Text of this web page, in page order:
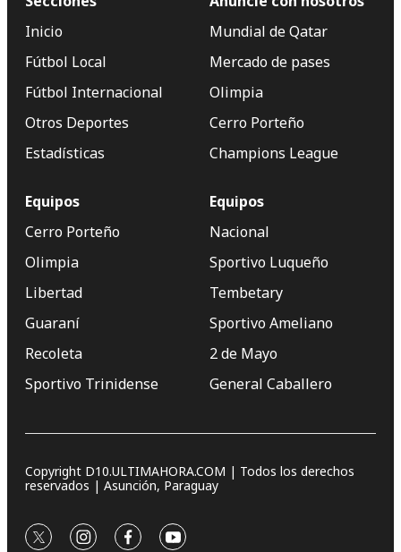
Inicio
Fútbol Local
Fútbol Internacional
Otros Deportes
Estadísticas
Mundial de Qatar
Mercado de pases
Olimpia
Cerro Porteño
Champions League
Equipos
Cerro Porteño
Olimpia
Libertad
Guaraní
Recoleta
Sportivo Trinidense
Equipos
Nacional
Sportivo Luqueño
Tembetary
Sportivo Ameliano
2 de Mayo
General Caballero
Copyright D10.ULTIMAHORA.COM | Todos los derechos
reservados | Asunción, Paraguay
twitterinstagram
facebookyoutube